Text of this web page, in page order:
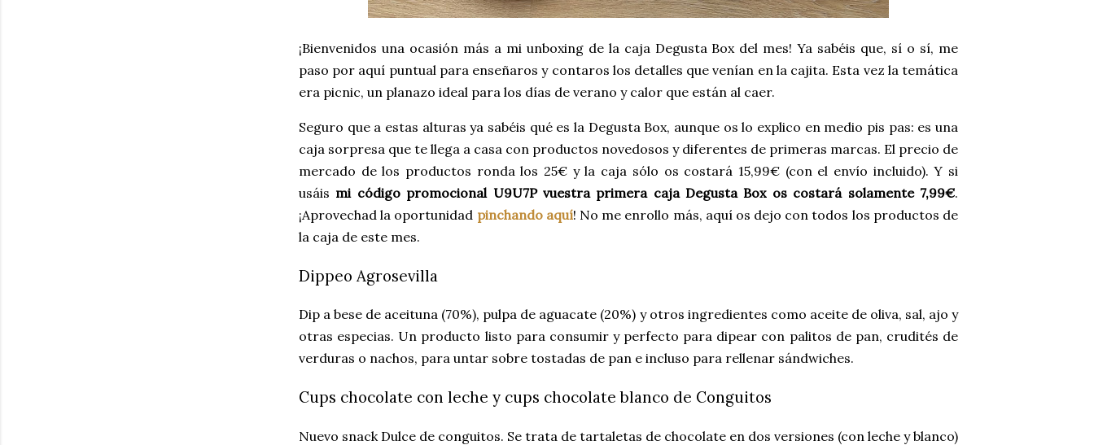
¡Bienvenidos una ocasión más a mi unboxing de la caja Degusta Box del mes! Ya sabéis que, sí o sí, me
paso por aquí puntual para enseñaros y contaros los detalles que venían en la cajita. Esta vez la temática
era picnic, un planazo ideal para los días de verano y calor que están al caer.
Seguro que a estas alturas ya sabéis qué es la Degusta Box, aunque os lo explico en medio pis pas: es una
caja sorpresa que te llega a casa con productos novedosos y diferentes de primeras marcas. El precio de
mercado de los productos ronda los 25€ y la caja sólo os costará 15,99€ (con el envío incluido). Y si
usáis mi código promocional U9U7P vuestra primera caja Degusta Box os costará solamente 7,99€.
¡Aprovechad la oportunidad pinchando aquí! No me enrollo más, aquí os dejo con todos los productos de
la caja de este mes.
Dippeo Agrosevilla
Dip a bese de aceituna (70%), pulpa de aguacate (20%) y otros ingredientes como aceite de oliva, sal, ajo y
otras especias. Un producto listo para consumir y perfecto para dipear con palitos de pan, crudités de
verduras o nachos, para untar sobre tostadas de pan e incluso para rellenar sándwiches.
Cups chocolate con leche y cups chocolate blanco de Conguitos
Nuevo snack Dulce de conguitos. Se trata de tartaletas de chocolate en dos versiones (con leche y blanco)